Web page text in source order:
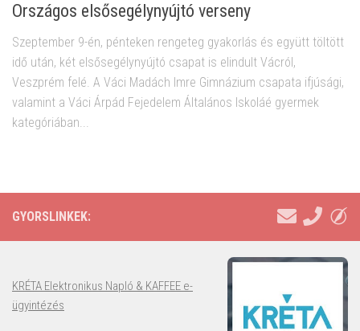
Országos elsősegélynyújtó verseny
Szeptember 9-én, pénteken rengeteg gyakorlás és együtt töltött
idő után, két elsősegélynyújtó csapat is elindult Vácról,
Veszprém felé. A Váci Madách Imre Gimnázium csapata ifjúsági,
valamint a Váci Árpád Fejedelem Általános Iskoláé gyermek
kategóriában...
GYORSLINKEK:
KRÉTA Elektronikus Napló & KAFFEE e-
ügyintézés